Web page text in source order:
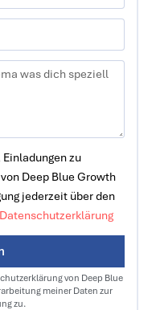
zu
Deep Blue Growth
jederzeit über den
Datenschutzerklärung
von Deep Blue
meiner Daten zur
zu.